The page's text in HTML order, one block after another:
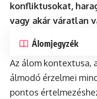
konfliktusokat,
vagy akár váratlan
Álomjegyzék
Az álom kontextusa,
álmodó érzelmei
pontos